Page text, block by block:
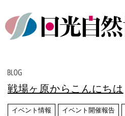
戦場ヶ原からこんにちは
イベント情報 イベント開催報告